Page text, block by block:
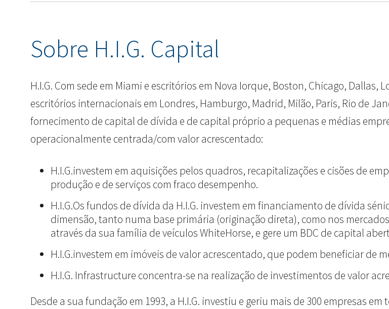
Sobre H.I.G. Capital
H.I.G. Com sede em Miami e escritórios em Nova Iorque, Boston, Chicago, Dallas,
escritórios internacionais em Londres, Hamburgo, Madrid, Milão, Paris, Rio de
fornecimento de capital de dívida e de capital próprio a pequenas e médias
operacionalmente centrada/com valor acrescentado:
H.I.G.investem em aquisições pelos quadros, recapitalizações e cisões de
produção e de serviços com fraco desempenho.
H.I.G.Os fundos de dívida da H.I.G. investem em financiamento de dívida
dimensão, tanto numa base primária (originação direta), como nos
através da sua família de veículos WhiteHorse, e gere um BDC de capital
H.I.G.investem em imóveis de valor acrescentado, que podem beneficiar de
H.I.G. Infrastructure concentra-se na realização de investimentos de valor
Desde a sua fundação em 1993, a H.I.G. investiu e geriu mais de 300 empresas